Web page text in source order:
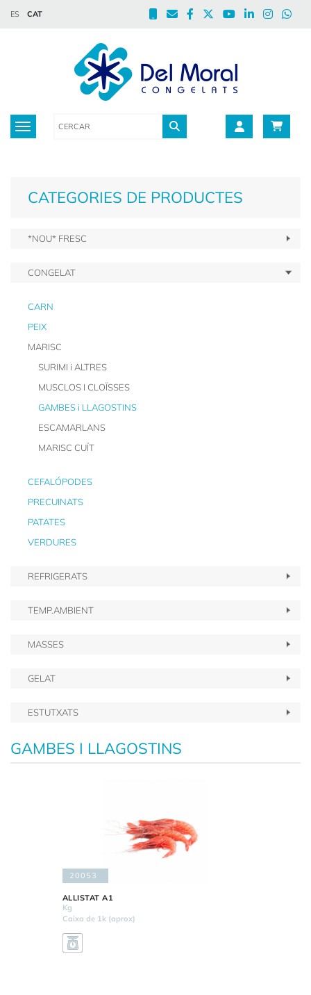
ES CAT
Toggle navigation
CATEGORIES DE PRODUCTES
*NOU* FRESC
CONGELAT
CARN
PEIX
MARISC
SURIMI i ALTRES
MUSCLOS I CLOÏSSES
GAMBES i LLAGOSTINS
ESCAMARLANS
MARISC CUÏT
CEFALÓPODES
PRECUINATS
PATATES
VERDURES
REFRIGERATS
TEMP.AMBIENT
MASSES
GELAT
ESTUTXATS
GAMBES I LLAGOSTINS
20053
ALLISTAT A1
Kg
Caixa de 1k (aprox)